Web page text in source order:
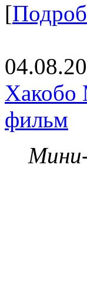
[
Хакобо
фильм
Мини-